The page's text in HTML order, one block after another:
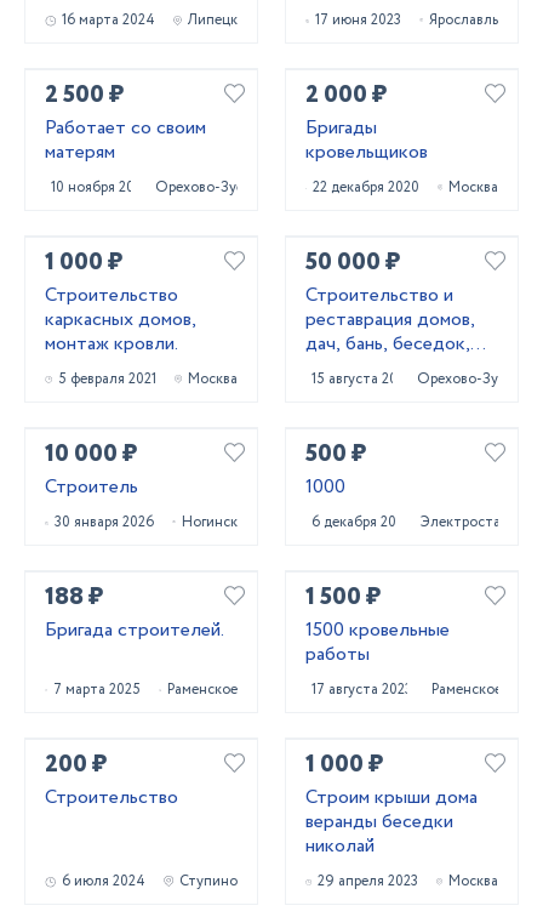
16 марта 2024 Липецк 17 июня 2023 Ярославль
2 500 ₽
Работает со своим
матерям
10 ноября 2023 Орехово-Зуево
2 000 ₽
Бригады
кровельщиков
22 декабря 2020 Москва
1 000 ₽
Строительство
каркасных домов,
монтаж кровли.
5 февраля 2021 Москва
50 000 ₽
Строительство и
реставрация домов,
дач, бань, беседок,
мансард, веранд
15 августа 2023 Орехово-Зуево
10 000 ₽
Строитель
30 января 2026 Ногинск
500 ₽
1000
6 декабря 2024 Электросталь
188 ₽
Бригада строителей.
7 марта 2025 Раменское
1 500 ₽
1500 кровельные
работы
17 августа 2023 Раменское
200 ₽
Строительство
6 июля 2024 Ступино
1 000 ₽
Строим крыши дома
веранды беседки
николай
29 апреля 2023 Москва